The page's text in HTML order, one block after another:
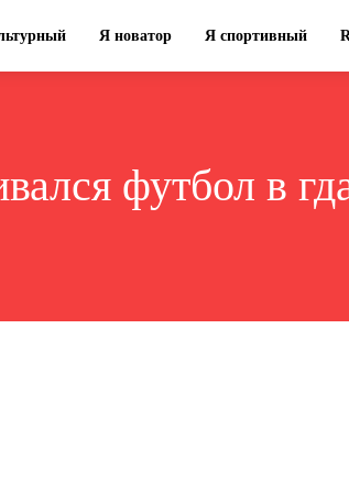
Я новатор Я спортивный
футбол в